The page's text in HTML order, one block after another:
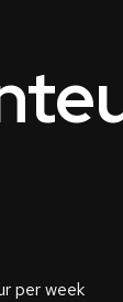
per week